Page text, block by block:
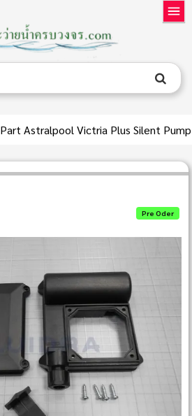
Part Astralpool Victria Plus Silent
Pre Oder